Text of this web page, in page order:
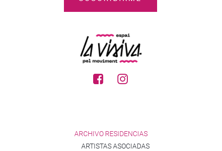
ARCHIVO RESIDENCIAS
ARTISTAS ASOCIADAS